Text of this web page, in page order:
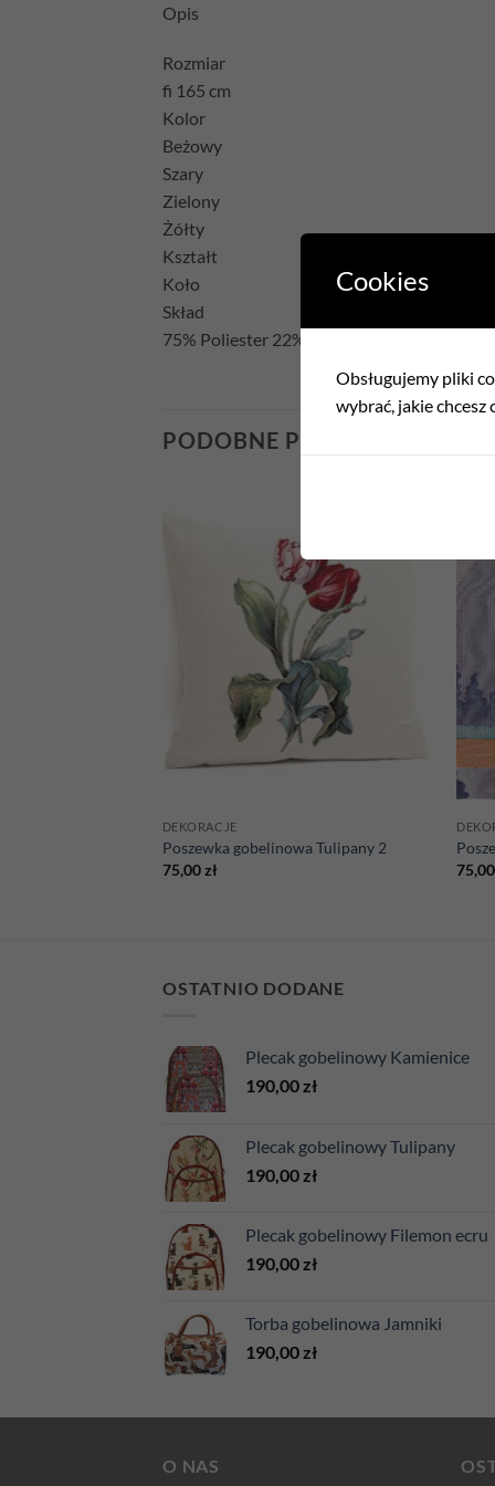
Opis
Rozmiar
fi 165 cm
Kolor
Beżowy
Szary
Zielony
Żółty
Kształt
Koło
Skład
75% Poliester 22% Bawełna 3% Akryl
PODOBNE PRODUKTY
wishlist
DEKORACJE
Poszewka gobelinowa Tulipany 2
75,00zł
OSTATNIO DODANE
Plecak gobelinowy Kamienice
190,00 zł
Plecak gobelinowy Tulipany
190,00 zł
Plecak gobelinowy Filemon ecru
190,00 zł
Torba gobelinowa Jamniki
190,00 zł
O NAS
Cookies
Obsługujemy pliki
wybrać, jakie chcesz